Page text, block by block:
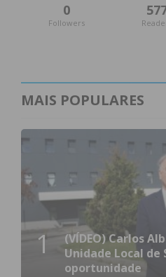
0
Followers
MAIS POPULARES
1
(VÍDEO) Carlos
Unidade Local de
oportunidade